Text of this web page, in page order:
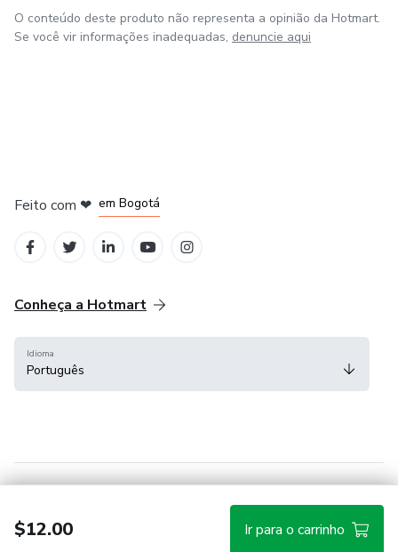
$12.00 Ir para o carrinho
O conteúdo deste produto não representa a opinião da Hotmart.
Se você vir informações inadequadas, denuncie aqui
Feito com ❤ em Bogotá
Conheça a Hotmart
Idioma
Português